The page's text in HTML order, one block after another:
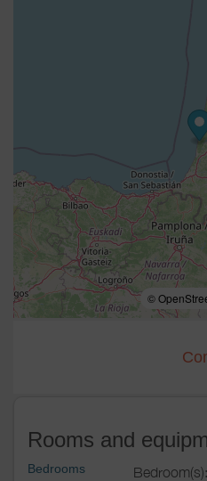
©
Rooms and
Bedrooms